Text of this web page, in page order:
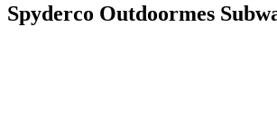
Spyderco Outdoormes